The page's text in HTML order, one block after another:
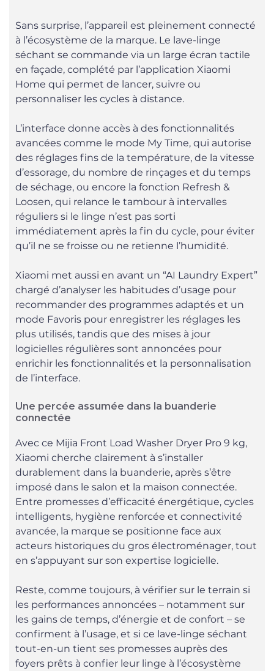
Sans surprise, l’appareil est pleinement connecté
à l’écosystème de la marque. Le lave-linge
séchant se commande via un large écran tactile
en façade, complété par l’application Xiaomi
Home qui permet de lancer, suivre ou
personnaliser les cycles à distance.
L’interface donne accès à des fonctionnalités
avancées comme le mode My Time, qui autorise
des réglages fins de la température, de la vitesse
d’essorage, du nombre de rinçages et du temps
de séchage, ou encore la fonction Refresh &
Loosen, qui relance le tambour à intervalles
réguliers si le linge n’est pas sorti
immédiatement après la fin du cycle, pour éviter
qu’il ne se froisse ou ne retienne l’humidité.
Xiaomi met aussi en avant un “AI Laundry Expert”
chargé d’analyser les habitudes d’usage pour
recommander des programmes adaptés et un
mode Favoris pour enregistrer les réglages les
plus utilisés, tandis que des mises à jour
logicielles régulières sont annoncées pour
enrichir les fonctionnalités et la personnalisation
de l’interface.
Une percée assumée dans la buanderie
connectée
Avec ce Mijia Front Load Washer Dryer Pro 9 kg,
Xiaomi cherche clairement à s’installer
durablement dans la buanderie, après s’être
imposé dans le salon et la maison connectée.
Entre promesses d’efficacité énergétique, cycles
intelligents, hygiène renforcée et connectivité
avancée, la marque se positionne face aux
acteurs historiques du gros électroménager, tout
en s’appuyant sur son expertise logicielle.
Reste, comme toujours, à vérifier sur le terrain si
les performances annoncées – notamment sur
les gains de temps, d’énergie et de confort – se
confirment à l’usage, et si ce lave-linge séchant
tout-en-un tient ses promesses auprès des
foyers prêts à confier leur linge à l’écosystème